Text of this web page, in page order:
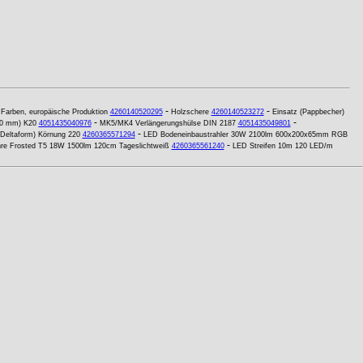
europäische Produktion 4260140520295- Holzschere 4260140523272- Einsatz (Pappbecher)
mm) K20 4051435040976- MK5/MK4 Verlängerungshülse DIN 2187 4051435049801-
Körnung 220 4260365571294- LED Bodeneinbaustrahler 30W 2100lm 600x200x65mm RGB
Frosted T5 18W 1500lm 120cm Tageslichtweiß 4260365561240- LED Streifen 10m 120 LED/m